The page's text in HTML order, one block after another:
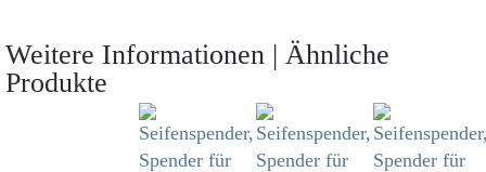
Weitere Informationen | Ähnliche
Produkte